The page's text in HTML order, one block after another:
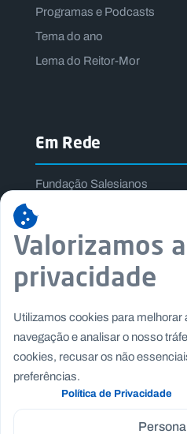
Programas e Podcasts
Tema do ano
Lema do Reitor-Mor
Em Rede
Fundação Salesianos
Família Salesiana
Missão Dom Bosco
Jogos Nacionais Salesianos
Valorizamos
privacidade
Utilizamos cookies para melhorar
navegação e analisar o nosso
cookies, recusar os não
preferências.
Política de Privacidade